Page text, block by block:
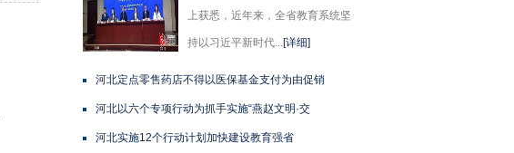
上获悉，近年来，全省教育系统坚
持以习近平新时代...[详细]
河北定点零售药店不得以医保基金支付为由促销
河北以六个专项行动为抓手实施“燕赵文明·交
河北实施12个行动计划加快建设教育强省